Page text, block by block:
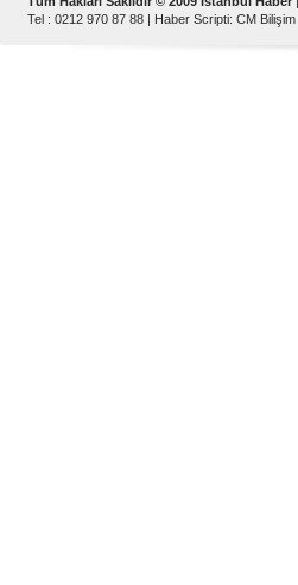
Tel : 0212 970 87 88 | Haber Scripti: CM Bilişim